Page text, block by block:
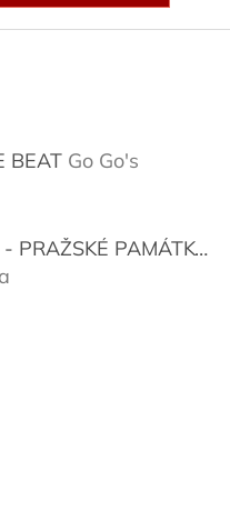
BEAT Go Go's
z 5 hvězdiček.
VYSTŘIHOVÁNKY - PRAŽSKÉ PAMÁTKY
z 5 hvězdiček.